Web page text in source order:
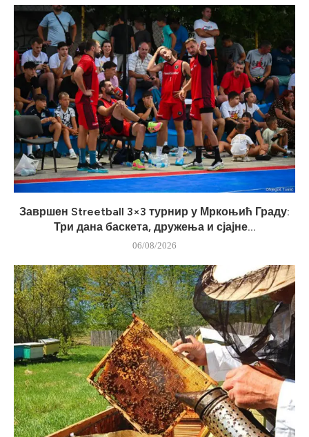
Завршен Streetball 3×3 турнир у Мркоњић Граду:
Три дана баскета, дружења и сјајне...
06/08/2026